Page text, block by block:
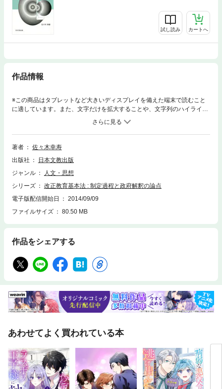
試し読み カートへ
作品情報
※この商品はタブレットなど大きいディスプレイを備えた端末で読むこと
に適しています。また、文字だけを拡大することや、文字列のハイライ
ト、検索、辞書の参照、引用などの機能が使用できません。本書は、これ
まで非公開とされていた与党による教育基本法の改正法案作成過程を、新
聞報道などを基にして詳細に整理し、国会議事録の分析などを通して政府
解釈と論点を明らかにしようとするものである。
著者
佐々木幸寿
出版社
日本文教出版
ジャンル
人文・思想
シリーズ
改正教育基本法 : 制定過程と政府解釈の論点
電子版配信開始日
2014/09/09
ファイルサイズ
80.50 MB
作品をシェアする
あわせてよく買われている本